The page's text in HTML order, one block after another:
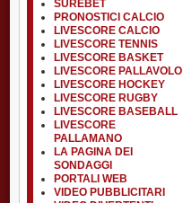
SUREBET
PRONOSTICI CALCIO
LIVESCORE CALCIO
LIVESCORE TENNIS
LIVESCORE BASKET
LIVESCORE PALLAVOLO
LIVESCORE HOCKEY
LIVESCORE RUGBY
LIVESCORE BASEBALL
LIVESCORE
PALLAMANO
LA PAGINA DEI
SONDAGGI
PORTALI WEB
VIDEO PUBBLICITARI